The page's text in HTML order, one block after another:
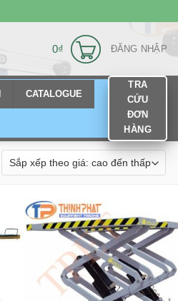
0₫ ĐĂNG NHẬP
CATALOGUE
TRA
CỨU
ĐƠN
HÀNG